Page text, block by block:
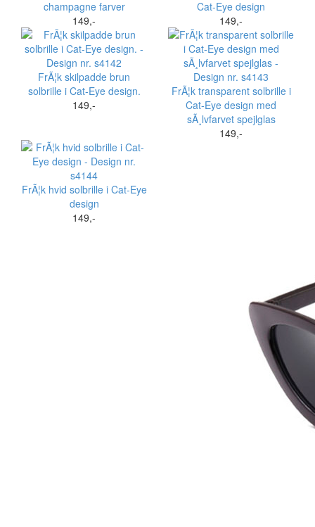
champagne farver
149,-
Cat-Eye design
149,-
FrÃ¦k skilpadde brun
solbrille i Cat-Eye design.
149,-
FrÃ¦k transparent solbrille i
Cat-Eye design med
sÃ¸lvfarvet spejlglas
149,-
FrÃ¦k hvid solbrille i Cat-Eye
design
149,-